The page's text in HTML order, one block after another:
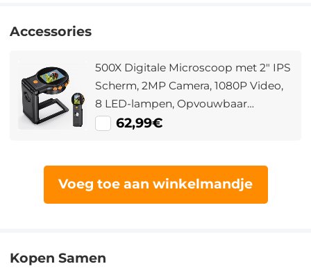
Accessories
500X Digitale Microscoop met 2" IPS
Scherm, 2MP Camera, 1080P Video,
8 LED-lampen, Opvouwbaar
Handvat en USB-C Oplaadbaar
62,99€
Voeg toe aan winkelmandje
Kopen Samen